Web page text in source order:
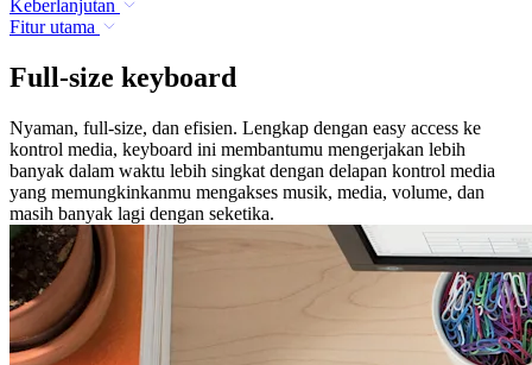
Keberlanjutan
Fitur utama
Full-size keyboard
Nyaman, full-size, dan efisien. Lengkap dengan easy access ke
kontrol media, keyboard ini membantumu mengerjakan lebih
banyak dalam waktu lebih singkat dengan delapan kontrol media
yang memungkinkanmu mengakses musik, media, volume, dan
masih banyak lagi dengan seketika.